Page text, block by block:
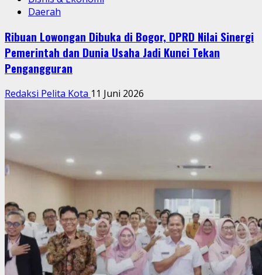
Daerah
Ribuan Lowongan Dibuka di Bogor, DPRD Nilai Sinergi
Pemerintah dan Dunia Usaha Jadi Kunci Tekan
Pengangguran
Redaksi Pelita Kota 11 Juni 2026